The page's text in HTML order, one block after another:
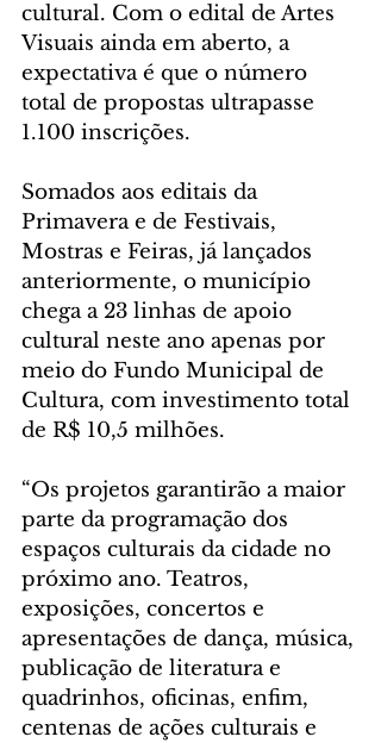
cultural. Com o edital de Artes
Visuais ainda em aberto, a
expectativa é que o número
total de propostas ultrapasse
1.100 inscrições.
Somados aos editais da
Primavera e de Festivais,
Mostras e Feiras, já lançados
anteriormente, o município
chega a 23 linhas de apoio
cultural neste ano apenas por
meio do Fundo Municipal de
Cultura, com investimento total
de R$ 10,5 milhões.
“Os projetos garantirão a maior
parte da programação dos
espaços culturais da cidade no
próximo ano. Teatros,
exposições, concertos e
apresentações de dança, música,
publicação de literatura e
quadrinhos, oficinas, enfim,
centenas de ações culturais e